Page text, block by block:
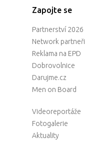
Zapojte se
Partnerství 2026
Network partneři
Reklama na EPD
Dobrovolnice
Darujme.cz
Men on Board
Videoreportáže
Fotogalerie
Aktuality